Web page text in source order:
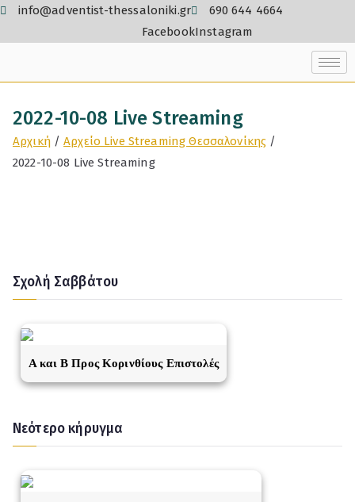
info@adventist-thessaloniki.gr
690 644 4664
FacebookInstagram
2022-10-08 Live Streaming
Αρχική
Αρχείο Live Streaming Θεσσαλονίκης
2022-10-08 Live Streaming
Σχολή Σαββάτου
A και Β Προς Κορινθίους Επιστολές
Νεότερο κήρυγμα